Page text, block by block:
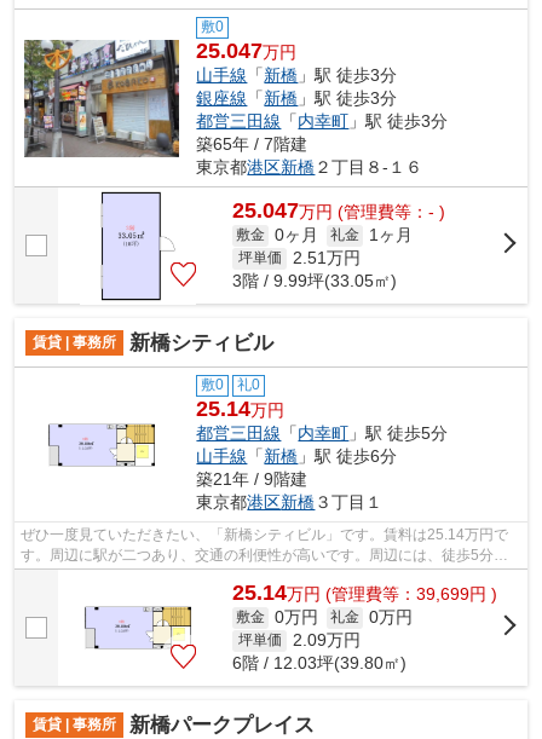
敷0
25.047万円
山手線 「新橋 」駅 徒歩3分
銀座線 「新橋 」駅 徒歩3分
都営三田線 「内幸町 」駅 徒歩3分
築65年 / 7階建
東京都港区新橋２丁目８-１６
25.047万円 (管理費等：- )
敷金 0ヶ月 礼金 1ヶ月
坪単価 2.51万円
3階 / 9.99坪(33.05㎡)
賃貸 | 事務所 新橋シティビル
敷0 礼0
25.14万円
都営三田線 「内幸町 」駅 徒歩5分
山手線 「新橋 」駅 徒歩6分
築21年 / 9階建
東京都港区新橋３丁目１
ぜひ一度見ていただきたい、「新橋シティビル」です。賃料は25.14万円で
す。周辺に駅が二つあり、交通の利便性が高いです。周辺には、徒歩5分で
25.14万円 (管理費等：39,699円 )
敷金 0万円 礼金 0万円
坪単価 2.09万円
6階 / 12.03坪(39.80㎡)
賃貸 | 事務所 新橋パークプレイス